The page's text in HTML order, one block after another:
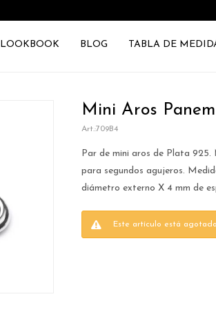
LOOKBOOK BLOG TABLA DE
Mini Aros Panem
709B4
Par de mini aros de Plata 925.
para segundos agujeros.
diámetro externo X 4 mm de
Este artículo está